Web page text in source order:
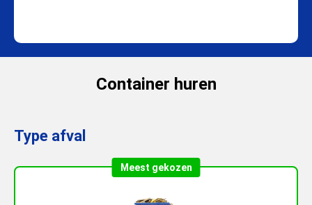
Container huren
Type afval
Meest gekozen